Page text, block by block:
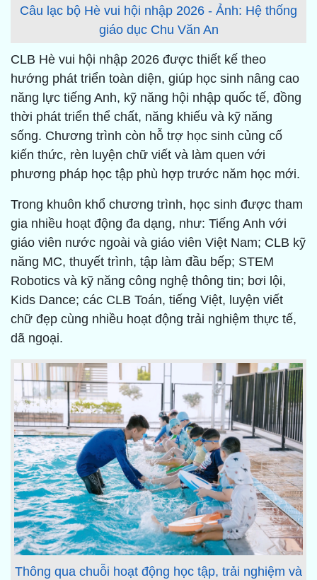
Câu lạc bộ Hè vui hội nhập 2026 - Ảnh: Hệ thống
giáo dục Chu Văn An
CLB Hè vui hội nhập 2026 được thiết kế theo
hướng phát triển toàn diện, giúp học sinh nâng cao
năng lực tiếng Anh, kỹ năng hội nhập quốc tế, đồng
thời phát triển thể chất, năng khiếu và kỹ năng
sống. Chương trình còn hỗ trợ học sinh củng cố
kiến thức, rèn luyện chữ viết và làm quen với
phương pháp học tập phù hợp trước năm học mới.
Trong khuôn khổ chương trình, học sinh được tham
gia nhiều hoạt động đa dạng, như: Tiếng Anh với
giáo viên nước ngoài và giáo viên Việt Nam; CLB kỹ
năng MC, thuyết trình, tập làm đầu bếp; STEM
Robotics và kỹ năng công nghệ thông tin; bơi lội,
Kids Dance; các CLB Toán, tiếng Việt, luyện viết
chữ đẹp cùng nhiều hoạt động trải nghiệm thực tế,
dã ngoại.
Thông qua chuỗi hoạt động học tập, trải nghiệm và